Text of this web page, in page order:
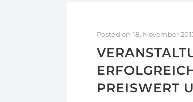
Posted on 18. November
PREISWERT